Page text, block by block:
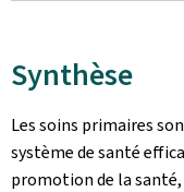
Synthèse
Les soins primaires
système de santé
promotion de la